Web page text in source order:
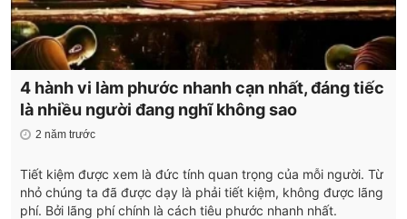
4 hành vi làm phước nhanh cạn nhất, đáng tiếc
là nhiều người đang nghĩ không sao
2 năm trước
Tiết kiệm được xem là đức tính quan trọng của mỗi người. Từ
nhỏ chúng ta đã được dạy là phải tiết kiệm, không được lãng
phí. Bởi lãng phí chính là cách tiêu phước nhanh nhất.